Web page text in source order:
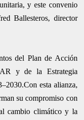
y este convenio
Ballesteros, director
del Plan de Acción
y de la Estrategia
esta alianza,
su compromiso con
cambio climático y la